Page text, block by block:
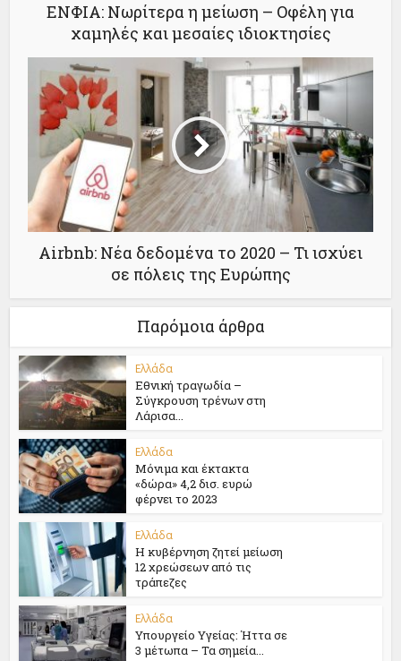
ΕΝΦΙΑ: Νωρίτερα η μείωση – Oφέλη για
χαμηλές και μεσαίες ιδιοκτησίες
Αirbnb: Νέα δεδομένα το 2020 – Τι ισχύει
σε πόλεις της Ευρώπης
Παρόμοια άρθρα
Ελλάδα
Εθνική τραγωδία –
Σύγκρουση τρένων στη
Λάρισα...
Ελλάδα
Μόνιμα και έκτακτα
«δώρα» 4,2 δισ. ευρώ
φέρνει το 2023
Ελλάδα
Η κυβέρνηση ζητεί μείωση
12 χρεώσεων από τις
τράπεζες
Ελλάδα
Υπουργείο Υγείας: Ήττα σε
3 μέτωπα – Τα σημεία...